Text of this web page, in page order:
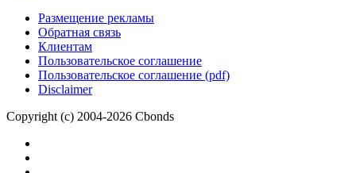
Размещение рекламы
Обратная связь
Пользовательское соглашение